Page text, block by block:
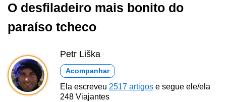
O desfiladeiro mais bonito do
paraíso tcheco
Petr Liška
Acompanhar
Ela escreveu 2517 artigos e segue ele/ela
248 Viajantes